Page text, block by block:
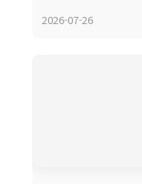
2026-07-26